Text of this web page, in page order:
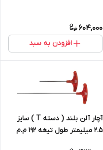
604,000
افزودن به سبد
آچار آلن بلند ( دسته T ) سایز
2.5 میلیمتر طول تیغه 192 م.م